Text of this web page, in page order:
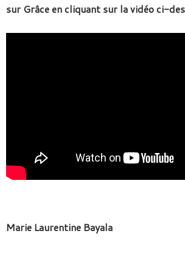
sur Grâce en cliquant sur la vidéo ci-
Marie Laurentine Bayala